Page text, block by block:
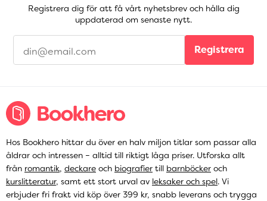
Registrera dig för att få vårt nyhetsbrev och hålla dig
uppdaterad om senaste nytt.
Registrera
Hos Bookhero hittar du över en halv miljon titlar som passar alla
åldrar och intressen – alltid till riktigt låga priser. Utforska allt
från romantik, deckare och biografier till barnböcker och
kurslitteratur, samt ett stort urval av leksaker och spel. Vi
erbjuder fri frakt vid köp över 399 kr, snabb leverans och trygga